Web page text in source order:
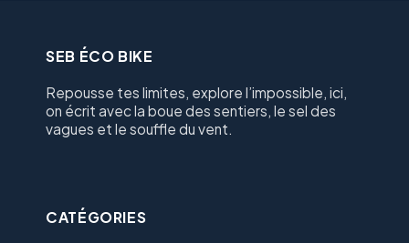
SEB ÉCO BIKE
Repousse tes limites, explore l’impossible, ici,
on écrit avec la boue des sentiers, le sel des
vagues et le souffle du vent.
CATÉGORIES